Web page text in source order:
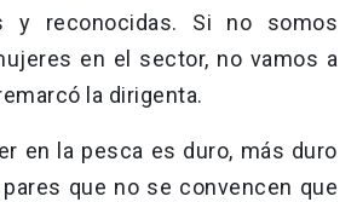
y reconocidas. Si no somos
en el sector, no vamos a
la dirigenta.
en la pesca es duro, más duro
que no se convencen que